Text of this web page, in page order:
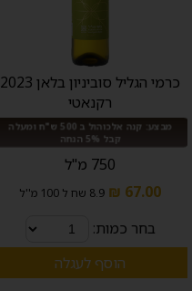
כרמי הגליל סוביניון בלאן 2023
רקנאטי
מבצע: קנה אלכוהול ב 500 ש"ח ומעלה
קבל 5% הנחה
750 מ"ל
67.00 ₪
8.9 שח ל 100 מ''ל
בחר כמות:
הוסף לעגלה